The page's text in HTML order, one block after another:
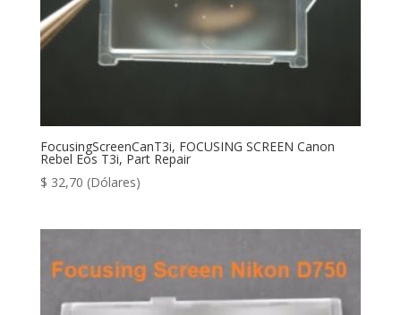
FocusingScreenCanT3i, FOCUSING SCREEN Canon
Rebel Eos T3i, Part Repair
$ 32,70 (Dólares)